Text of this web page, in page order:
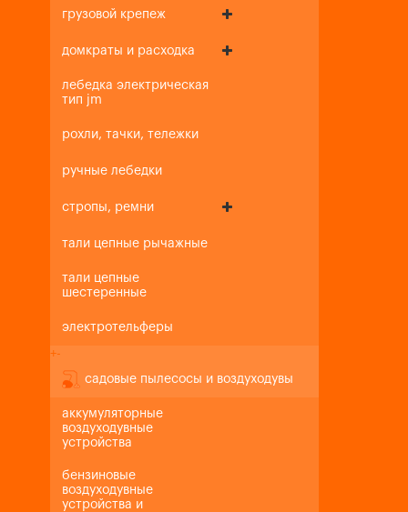
грузовой крепеж
домкраты и расходка
лебедка электрическая
тип jm
рохли, тачки, тележки
ручные лебедки
стропы, ремни
тали цепные рычажные
тали цепные
шестеренные
электротельферы
+-
садовые пылесосы и воздуходувы
аккумуляторные
воздуходувные
устройства
бензиновые
воздуходувные
устройства и